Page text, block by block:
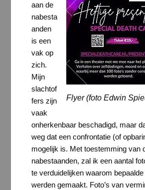
Flyer (foto Edwin
aan de
nabesta
anden
is een
vak op
zich.
Mijn
slachtof
fers zijn
vaak
onherkenbaar beschadigd, maar
weg dat een confrontatie (of
mogelijk is. Met toestemming van
nabestaanden, zal ik een aantal
te verduidelijken waarom
werden gemaakt. Foto’s van